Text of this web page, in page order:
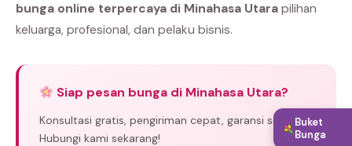
bunga online terpercaya di Minahasa Utara pilihan
keluarga, profesional, dan pelaku bisnis.
Siap pesan bunga di Minahasa Utara?
Konsultasi gratis, pengiriman cepat, garansi segar.
Hubungi kami sekarang!
Buket
Bunga